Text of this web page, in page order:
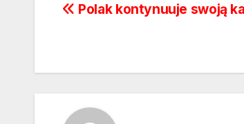
Nawigacja
Polak kontynuuje swoją